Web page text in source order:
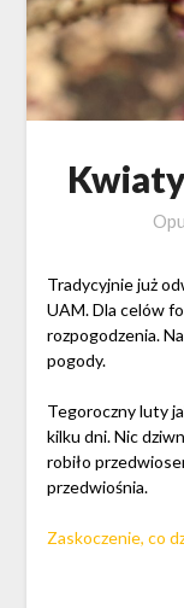
Tradycyjnie już
UAM. Dla celów
rozpogodzenia.
pogody.
Tegoroczny luty
kilku dni. Nic
robiło
przedwiośnia.
Zaskoczenie, co